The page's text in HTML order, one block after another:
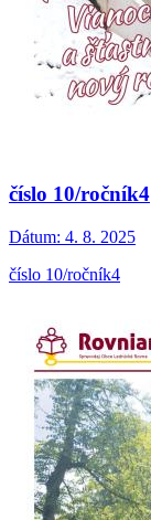
číslo 10/ročník4
Dátum: 4. 8. 2025
číslo 10/ročník4